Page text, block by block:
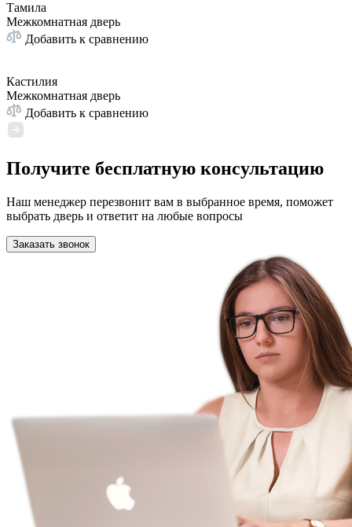
Тамила
Межкомнатная дверь
Добавить к сравнению
Кастилия
Межкомнатная дверь
Добавить к сравнению
Получите бесплатную консультацию
Наш менеджер перезвонит вам в выбранное время, поможет
выбрать дверь и ответит на любые вопросы
Заказать звонок